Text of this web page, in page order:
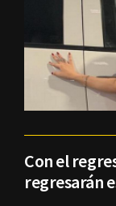
Con el
regresarán